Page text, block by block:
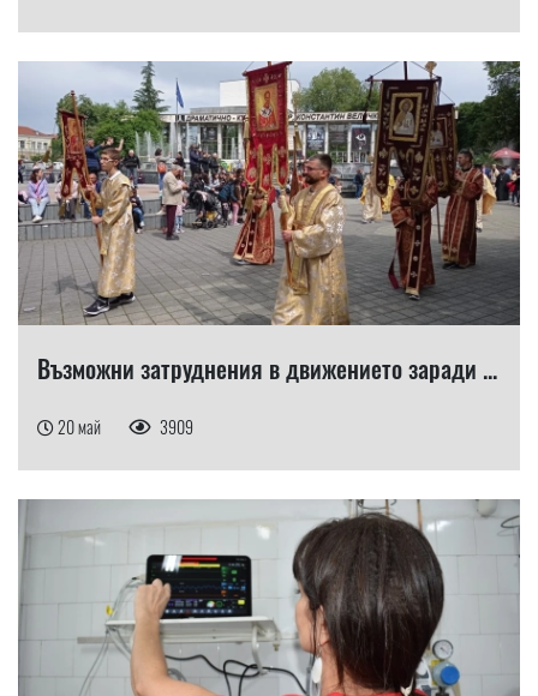
Възможни затруднения в движението заради ...
20 май 3909